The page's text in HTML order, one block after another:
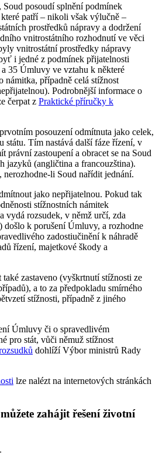
Soud posoudí splnění podmínek
patří – nikoli však výlučně –
prostředků nápravy a dodržení
vnitrostátního rozhodnutí ve věci
vnitrostátní prostředky nápravy
i jedné z podmínek přijatelnosti
35 Úmluvy ve vztahu k některé
námitka, případně celá stížnost
Podrobnější informace o
čerpat z Praktické příručky k
posouzení odmítnuta jako celek,
státu. Tím nastává další fáze řízení, v
právní zastoupení a obracet se na Soud
jazyků (angličtina a francouzština).
li Soud nařídit jednání.
jako nepřijatelnou. Pokud tak
stížnostních námitek
vydá rozsudek, v němž určí, zda
došlo k porušení Úmluvy, a rozhodne
zadostiučinění k náhradě
řízení, majetkové škody a
zastaveno (vyškrtnutí stížnosti ze
a to za předpokladu smírného
stížnosti, případně z jiného
Úmluvy či o spravedlivém
pro stát, vůči němuž stížnost
dohlíží Výbor ministrů Rady
lze nalézt na internetových stránkách
zahájit řešení životní